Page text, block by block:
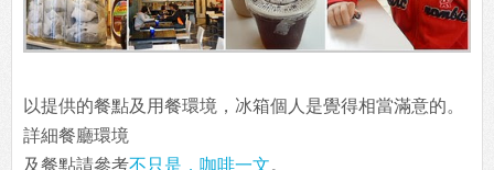
以提供的餐點及用餐環境，冰箱個人是覺得相當滿意的。
詳細餐廳環境
及餐點請參考不只是．咖啡一文。